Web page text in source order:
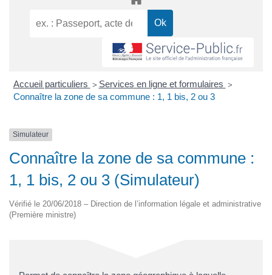
Accueil particuliers > Services en ligne et formulaires >
Connaître la zone de sa commune : 1, 1 bis, 2 ou 3
Simulateur
Connaître la zone de sa commune :
1, 1 bis, 2 ou 3 (Simulateur)
Vérifié le 20/06/2018 – Direction de l’information légale et administrative
(Première ministre)